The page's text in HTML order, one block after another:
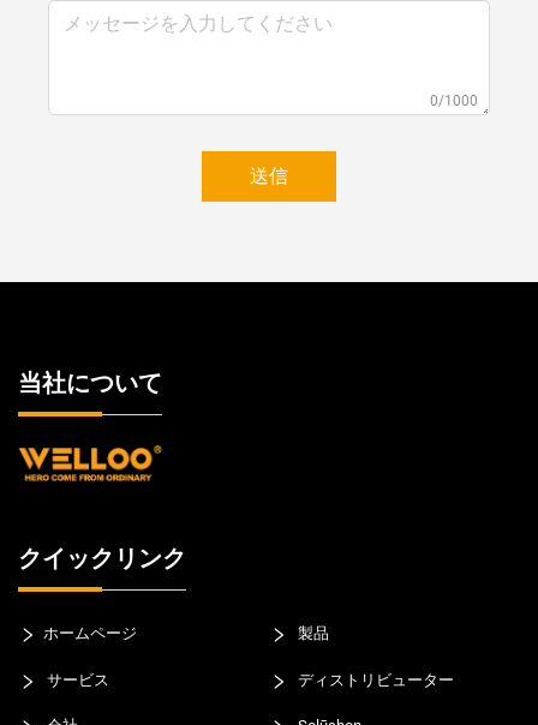
0/1000
送信
当社について
クイックリンク
ホームページ 製品
サービス ディストリビューター